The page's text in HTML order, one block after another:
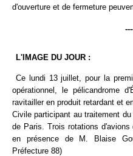
d'ouverture et de fermeture
L'IMAGE DU JOUR :
Ce lundi 13 juillet, pour la
opérationnel, le pélicandrome
ravitailler en produit retardant et
Civile participant au traitement
de Paris. Trois rotations
en présence de M. Blaise
Préfecture 88)